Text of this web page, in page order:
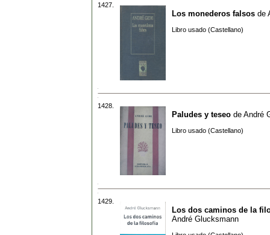
1427.
Los monederos falsos de
Libro usado (Castellano)
1428.
Paludes y teseo de André
Libro usado (Castellano)
1429.
Los dos caminos de la
André Glucksmann